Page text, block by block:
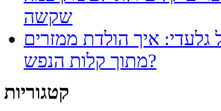
שקשה
גלעדי: איך הולדת ממזרים
מתוך קלות הנפש?
קטגוריות